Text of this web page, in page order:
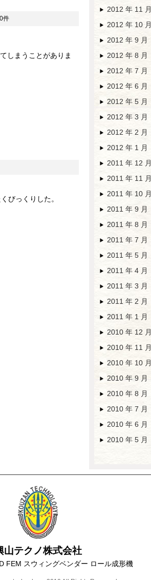
件
しまうことがありま
びっくりした。
2012 年 11 月
2012 年 10 月
2012 年 9 月
2012 年 8 月
2012 年 7 月
2012 年 6 月
2012 年 5 月
2012 年 3 月
2012 年 2 月
2012 年 1 月
2011 年 12 月
2011 年 11 月
2011 年 10 月
2011 年 9 月
2011 年 8 月
2011 年 7 月
2011 年 5 月
2011 年 4 月
2011 年 3 月
2011 年 2 月
2011 年 1 月
2010 年 12 月
2010 年 11 月
2010 年 10 月
2010 年 9 月
2010 年 8 月
2010 年 7 月
2010 年 6 月
2010 年 5 月
山テクノ株式会社
FEM スウィングベンダー ロール成形機